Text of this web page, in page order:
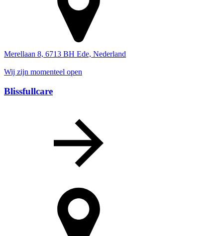
Merellaan 8, 6713 BH Ede, Nederland
Wij zijn momenteel open
Blissfullcare